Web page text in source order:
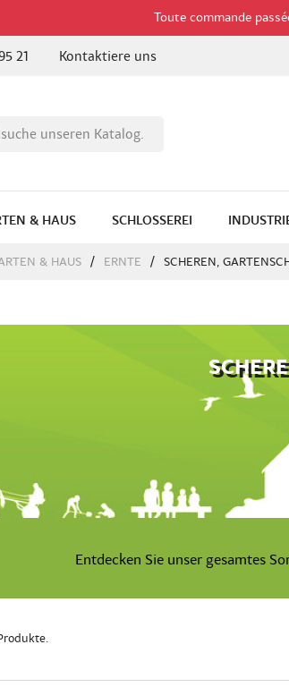
Toute commande
21 Kontaktiere uns
& HAUS SCHLOSSEREI
& HAUS ERNTE SCHEREN,
Entdecken Sie unser gesamtes